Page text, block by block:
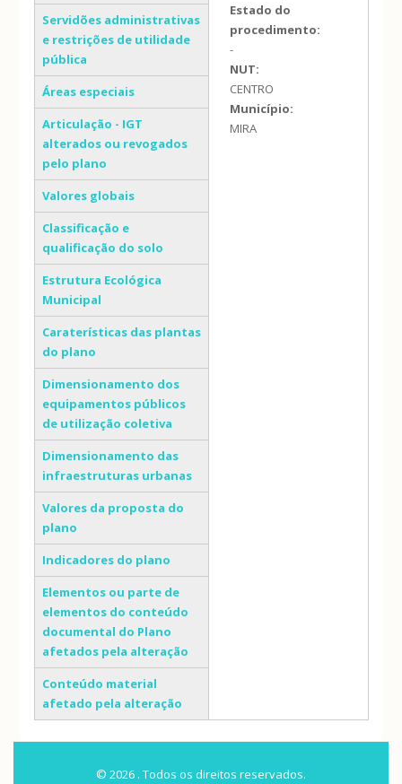
Servidões administrativas
e restrições de utilidade
pública
Áreas especiais
Articulação - IGT
alterados ou revogados
pelo plano
Valores globais
Classificação e
qualificação do solo
Estrutura Ecológica
Municipal
Caraterísticas das plantas
do plano
Dimensionamento dos
equipamentos públicos
de utilização coletiva
Dimensionamento das
infraestruturas urbanas
Valores da proposta do
plano
Indicadores do plano
Elementos ou parte de
elementos do conteúdo
documental do Plano
afetados pela alteração
Conteúdo material
afetado pela alteração
Estado do
procedimento:
-
NUT:
CENTRO
Município:
MIRA
© 2026 . Todos os direitos reservados.